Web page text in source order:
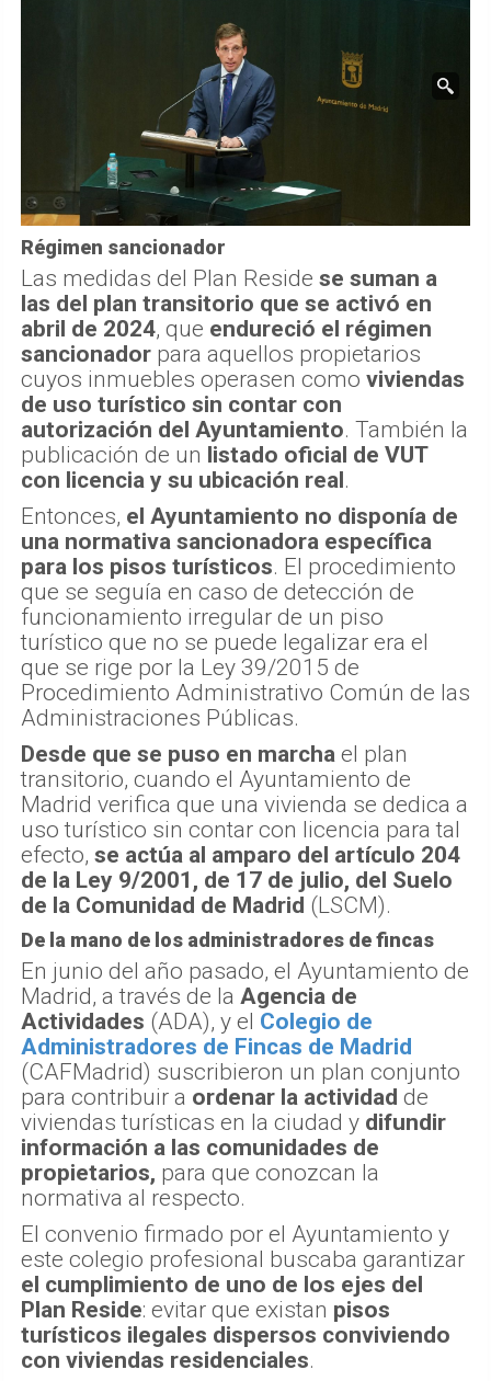
Régimen sancionador
Las medidas del Plan Reside se suman a
las del plan transitorio que se activó en
abril de 2024, que endureció el régimen
sancionador para aquellos propietarios
cuyos inmuebles operasen como viviendas
de uso turístico sin contar con
autorización del Ayuntamiento. También la
publicación de un listado oficial de VUT
con licencia y su ubicación real.
Entonces, el Ayuntamiento no disponía de
una normativa sancionadora específica
para los pisos turísticos. El procedimiento
que se seguía en caso de detección de
funcionamiento irregular de un piso
turístico que no se puede legalizar era el
que se rige por la Ley 39/2015 de
Procedimiento Administrativo Común de las
Administraciones Públicas.
Desde que se puso en marcha el plan
transitorio, cuando el Ayuntamiento de
Madrid verifica que una vivienda se dedica a
uso turístico sin contar con licencia para tal
efecto, se actúa al amparo del artículo 204
de la Ley 9/2001, de 17 de julio, del Suelo
de la Comunidad de Madrid (LSCM).
De la mano de los administradores de fincas
En junio del año pasado, el Ayuntamiento de
Madrid, a través de la Agencia de
Actividades (ADA), y el Colegio de
Administradores de Fincas de Madrid
(CAFMadrid) suscribieron un plan conjunto
para contribuir a ordenar la actividad de
viviendas turísticas en la ciudad y difundir
información a las comunidades de
propietarios, para que conozcan la
normativa al respecto.
El convenio firmado por el Ayuntamiento y
este colegio profesional buscaba garantizar
el cumplimiento de uno de los ejes del
Plan Reside: evitar que existan pisos
turísticos ilegales dispersos conviviendo
con viviendas residenciales.